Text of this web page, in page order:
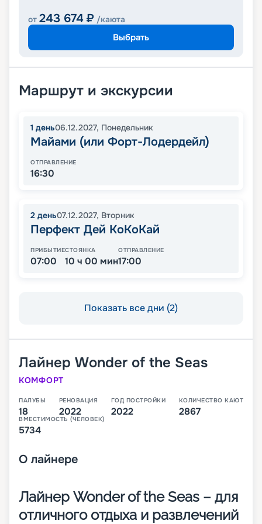
от 243 674 ₽ /каюта
Выбрать
Маршрут и экскурсии
1 день06.12.2027, Понедельник
Майами (или Форт-Лодердейл)
ОТПРАВЛЕНИЕ
16:30
2 день07.12.2027, Вторник
Перфект Дей КоКоКай
ПРИБЫТИЕ
07:00
СТОЯНКА
10 ч 00 мин
ОТПРАВЛЕНИЕ
17:00
Показать все дни (2)
Лайнер Wonder of the Seas
КОМФОРТ
ПАЛУБЫ
18
РЕНОВАЦИЯ
2022
ГОД ПОСТРОЙКИ
2022
КОЛИЧЕСТВО КАЮТ
2867
ВМЕСТИМОСТЬ (ЧЕЛОВЕК)
5734
О лайнере
Лайнер Wonder of the Seas – для
отличного отдыха и развлечений